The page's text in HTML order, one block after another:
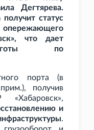
Дегтярева.
статус
что дает
по
порта (в
получив
и
.